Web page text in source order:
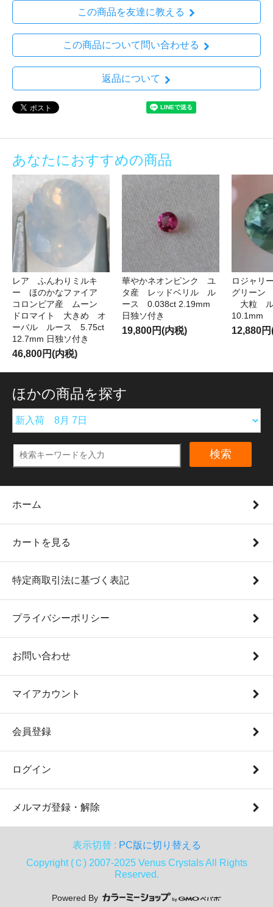
この商品を友達に教える
この商品について問い合わせる
返品について
あなたにおすすめの商品
レア ふんわりミルキ
ー ほのかなファイア
コロンビア産 ムーン
ドロマイト 大きめ オ
ーバル ルース 5.75ct
12.7mm 日独ソ付き
46,800円(内税)
華やかネオンピンク ユ
タ産 レッドベリル ル
ース 0.038ct 2.19mm
日独ソ付き
19,800円(内税)
ロジャ
グリーン
大粒 ル
10.1mm
12,880
ほかの商品を探す
検索
ホーム
カートを見る
特定商取引法に基づく表記
プライバシーポリシー
お問い合わせ
マイアカウント
会員登録
ログイン
メルマガ登録・解除
表示切替 : PC版に切り替える
Copyright (Ｃ) 2007-2025 Venus Crystals All Rights
Reserved.
Powered By